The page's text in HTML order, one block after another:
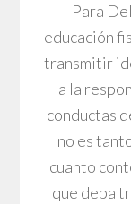
Para
educación
transmitir
a la
conductas
no es
cuanto
que deba